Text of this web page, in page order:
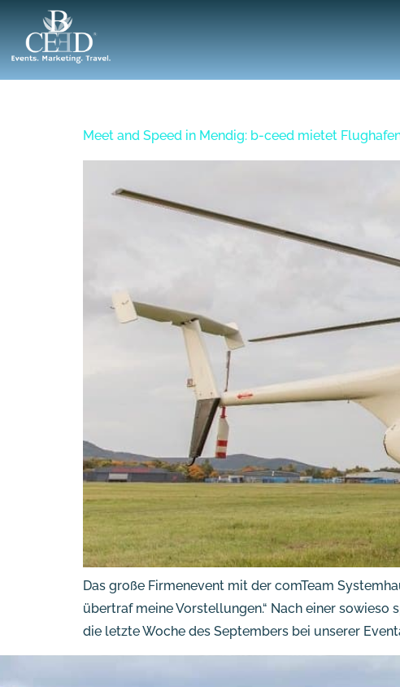
Tag:7. Oktober 2017
Meet and Speed in Mendig: b-ceed mietet
Das große Firmenevent mit der comTeam
übertraf meine Vorstellungen.“ Nach einer
die letzte Woche des Septembers bei unserer